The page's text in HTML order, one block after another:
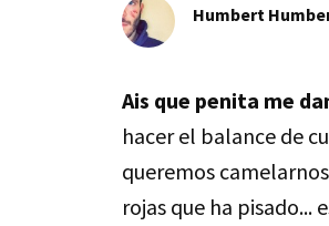
Humbert
Ais que penita me
hacer el balance de
queremos
rojas que ha pisado...